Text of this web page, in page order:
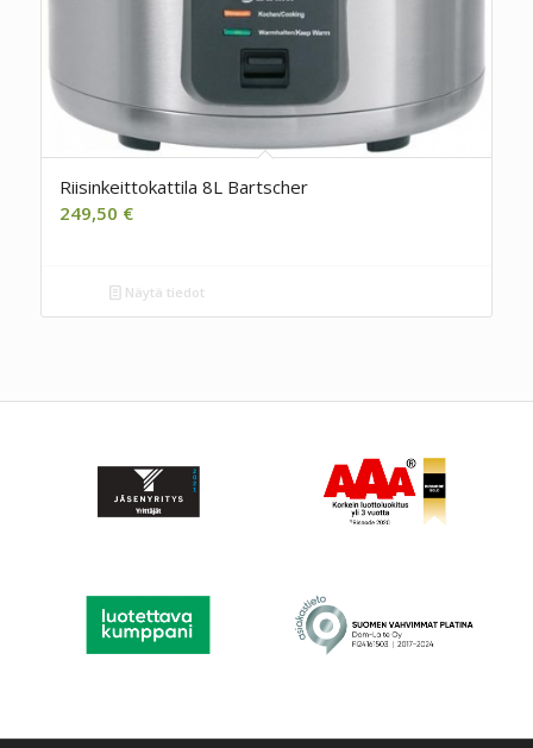
Riisinkeittokattila 8L Bartscher
249,50 €
Näytä tiedot